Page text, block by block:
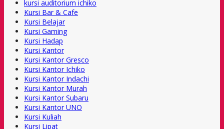
kursi auditorium ichiko
Kursi Bar & Cafe
Kursi Belajar
Kursi Gaming
Kursi Hadap
Kursi Kantor
Kursi Kantor Gresco
Kursi Kantor Ichiko
Kursi Kantor Indachi
Kursi Kantor Murah
Kursi Kantor Subaru
Kursi Kantor UNO
Kursi Kuliah
Kursi Lipat